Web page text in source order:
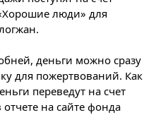
люди» для
деньги можно сразу
для пожертвований. Как
переведут на счет
на сайте фонда